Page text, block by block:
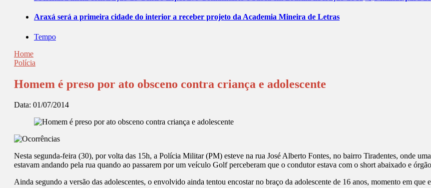
Araxá será a primeira cidade do interior a receber projeto da Academia Mineira de Letras
Tempo
Home
Polícia
Homem é preso por ato obsceno contra criança e adolescente
Data: 01/07/2014
Nesta segunda-feira (30), por volta das 15h, a Polícia Militar (PM) esteve na rua José Alberto Fontes, no bairro Tiradentes, onde
estavam andando pela rua quando ao passarem por um veículo Golf perceberam que o condutor estava com o short abaixado e
Ainda segundo a versão das adolescentes, o envolvido ainda tentou encostar no braço da adolescente de 16 anos, momento em